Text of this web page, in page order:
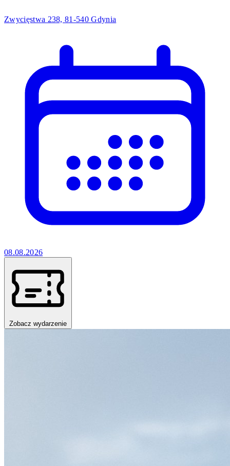
Zwycięstwa 238, 81-540 Gdynia
08.08.2026
Zobacz wydarzenie